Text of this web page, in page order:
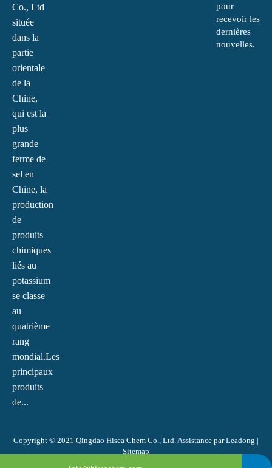
Co., Ltd
située
dans la
partie
orientale
de la
Chine,
qui est la
plus
grande
ferme de
sel en
Chine, la
production
de
produits
chimiques
liés au
potassium
se classe
au
quatrième
rang
mondial.Les
principaux
produits
de...
pour
recevoir les
dernières
nouvelles.
Copyright © 2021 Qingdao Hisea Chem Co., Ltd. Assistance parLeadong |
Sitemap